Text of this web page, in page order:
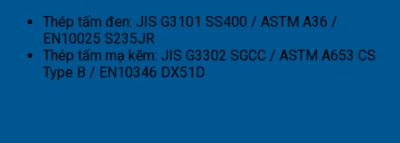
Thép tấm đen: JIS G3101 SS400 / ASTM A36 /
EN10025 S235JR
Thép tấm mạ kẽm: JIS G3302 SGCC / ASTM A653 CS
Type B / EN10346 DX51D